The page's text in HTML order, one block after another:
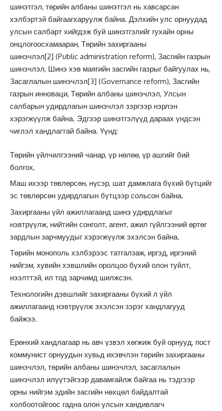
шинэтгэл, төрийн албаны шинэтгэл нь хавсарсан
хэлбэртэй байгаагхаруулж байна. Дэлхийн улс орнуудад
улсын салбарт хийгдэж буй шинэтгэлийг гухайн орны
онцлогоосхамааран, Төрийн захиргааны
шинэчлэл[2] (Public administration reform), Засгийн газрын
шинэчлэл, Шинэ хэв маягийн засгийн газрыг байгуулах нь,
Засаглалын шинэчлэл[3] (Governance reform), Засгийн
газрын инноваци, Төрийн албаны шинэчлэл, Улсын
салбарын удирдлагын шинэчлэл зэргээр нэрлэн
хэрэгжүүлж байна. Эдгээр шинэтгэлүүд дараах үндсэн
чиглэл хандлагтай байна. Үүнд:
Төрийн үйлчилгээний чанар, үр нөлөө, үр ашгийг бий
болгох,
Маш ихээр төвлөрсөн, нүсэр, шат дамжлага бүхий бүтцийг
эс төвлөрсөн удирдлагын бүтцээр сольсон байна.
Захиргааны үйл ажиллагаанд шинэ удирдлагыг
нэвтрүүлж, нийтийн сонголт, агент, ажил гүйлгээний өртөг
зардлын зарчмуудыг хэрэгжүүлж эхэлсэн байна.
Төрийн монополь хэлбэрээс татгалзаж, иргэд, иргэний
нийгэм, хувийн хэвшлийн оролцоо бүхий олон туйлт,
нээлттэй, ил тод зарчимд шилжсэн.
Технологийн дэвшлийг захиргааны бүхий л үйл
ажиллагаанд нэвтрүүлж эхэлсэн зэрэг хандлагууд
байжээ.
Ерөнхий хандлагаар нь авч үзвэл хөгжиж буй орнууд, пост
коммунист орнуудын хувьд ихэвчлэн төрийн захиргааны
шинэчлэл, төрийн албаны шинэчлэл, засаглалын
шинэчлэл илүүтэйгээр давамгайлж байгаа нь тэдгээр
орны нийгэм эдийн засгийн нөхцөл байдалтай
холбоотойгоос гадна олон улсын хандивлагч